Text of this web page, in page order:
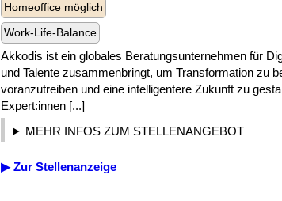
Homeoffice möglich
Work-Life-Balance
Akkodis ist ein globales Beratungsunternehmen für
und Talente zusammenbringt, um Transformation zu
voranzutreiben und eine intelligentere Zukunft zu
Expert:innen [...]
MEHR INFOS ZUM STELLENANGEBOT
▶ Zur Stellenanzeige